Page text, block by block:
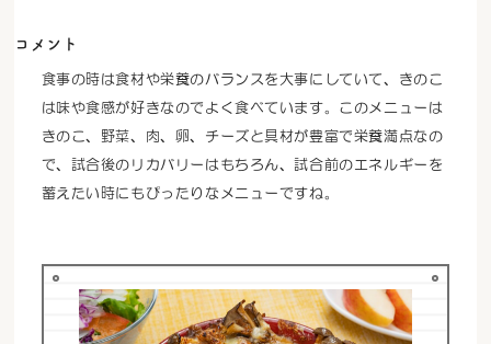
コメント
食事の時は食材や栄養のバランスを大事にしていて、きのこ
は味や食感が好きなのでよく食べています。このメニューは
きのこ、野菜、肉、卵、チーズと具材が豊富で栄養満点なの
で、試合後のリカバリーはもちろん、試合前のエネルギーを
蓄えたい時にもぴったりなメニューですね。